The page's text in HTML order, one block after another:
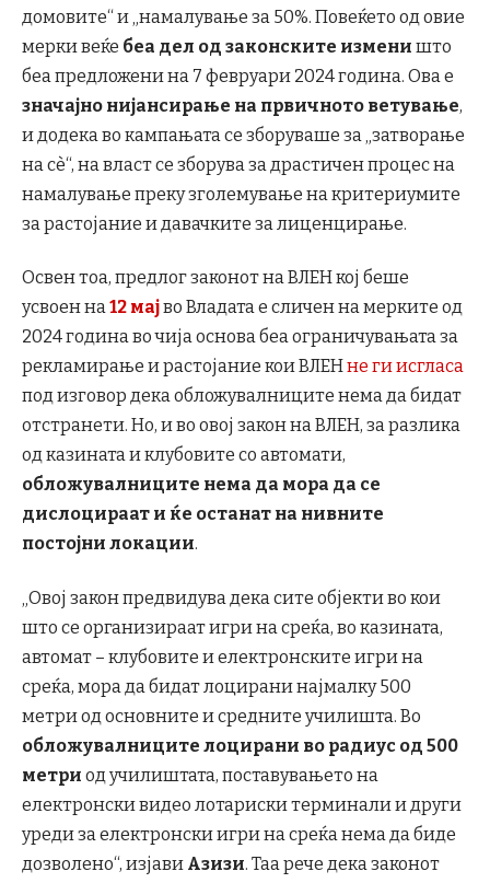
домовите“ и „намалување за 50%. Повеќето од овие
мерки веќе беа дел од законските измени што
беа предложени на 7 февруари 2024 година. Ова е
значајно нијансирање на првичното ветување,
и додека во кампањата се зборуваше за „затворање
на сè“, на власт се зборува за драстичен процес на
намалување преку зголемување на критериумите
за растојание и давачките за лиценцирање.
Освен тоа, предлог законот на ВЛЕН кој беше
усвоен на12 мајво Владата е сличен на мерките од
2024 година во чија основа беа ограничувањата за
рекламирање и растојание кои ВЛЕНне ги исгласа
под изговор дека обложувалниците нема да бидат
отстранети. Но, и во овој закон на ВЛЕН, за разлика
од казината и клубовите со автомати,
обложувалниците нема да мора да се
дислоцираат и ќе останат на нивните
постојни локации.
„Овој закон предвидува дека сите објекти во кои
што се организираат игри на среќа, во казината,
автомат – клубовите и електронските игри на
среќа, мора да бидат лоцирани најмалку 500
метри од основните и средните училишта. Во
обложувалниците лоцирани во радиус од 500
метри од училиштата, поставувањето на
електронски видео лотариски терминали и други
уреди за електронски игри на среќа нема да биде
дозволено“, изјави Азизи. Таа рече дека законот